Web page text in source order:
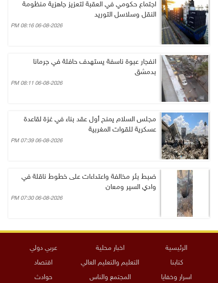
اجتماع حكومي في العقبة لتعزيز جاهزية منظومة
النقل وسلاسل التوريد
06-08-2026 08:16 PM
انفجار عبوة ناسفة يستهدف حافلة في جرمانا
بدمشق
06-08-2026 08:11 PM
مجلس السلام يمنح أول عقد بناء في غزة لقاعدة
عسكرية للقوات المغربية
06-08-2026 07:39 PM
ضبط بئر مخالفة واعتداءات على خطوط ناقلة في
وادي السير ومعان
06-08-2026 07:30 PM
الرئيسية اخبار محلية
عربي دولي
كتابنا
التعليم والتعليم العالي
اقتصاد
اسرار وخفايا
المجتمع والناس حوادث